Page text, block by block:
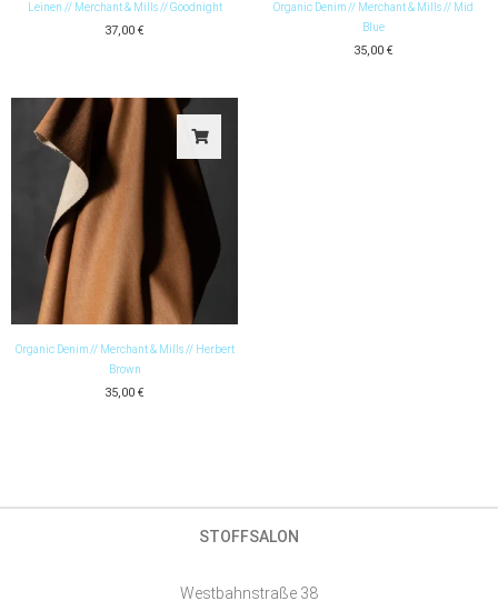
Leinen // Merchant & Mills // Goodnight
37,00 €
Organic Denim // Merchant & Mills // Mid
Blue
35,00 €
Organic Denim // Merchant & Mills // Herbert
Brown
35,00 €
STOFFSALON
Westbahnstraße 38